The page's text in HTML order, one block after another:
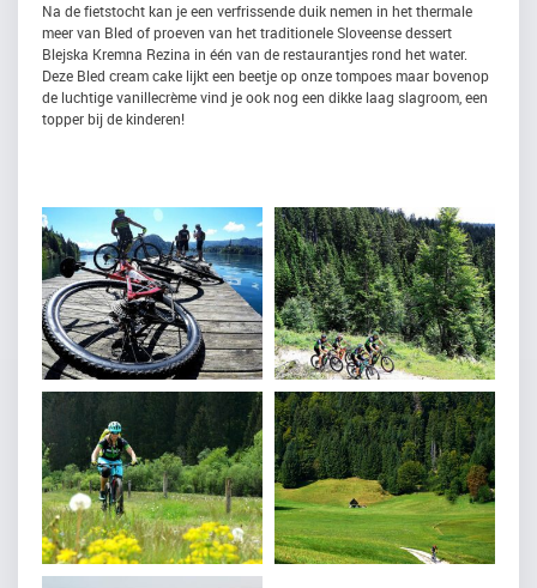
Na de fietstocht kan je een verfrissende duik nemen in het thermale
meer van Bled of proeven van het traditionele Sloveense dessert
Blejska Kremna Rezina in één van de restaurantjes rond het water.
Deze Bled cream cake lijkt een beetje op onze tompoes maar bovenop
de luchtige vanillecrème vind je ook nog een dikke laag slagroom, een
topper bij de kinderen!